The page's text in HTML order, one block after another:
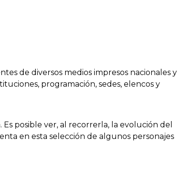
de diversos medios impresos nacionales y
programación, sedes, elencos y
posible ver, al recorrerla, la evolución del
en esta selección de algunos personajes